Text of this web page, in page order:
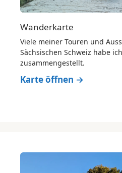
Wanderkarte
Viele meiner Touren und
Sächsischen Schweiz habe
zusammengestellt.
Karte öffnen →